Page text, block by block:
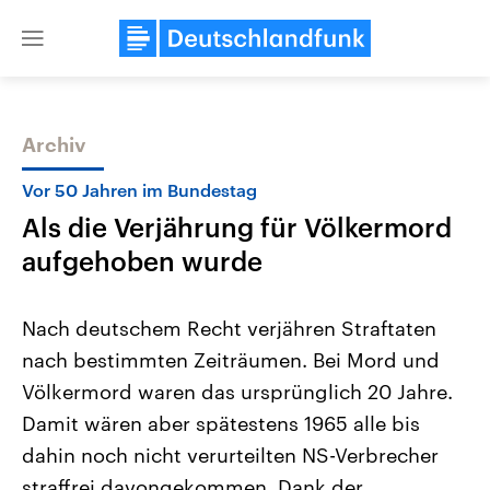
Close
Themen
Landtagswahl Sachsen-Anhalt
2026
Alle Informationen
Sachsen-Anhalt wählt am 6.
September 2026 einen neuen
Landtag. Seit 2021 wird das
Bundesland von einer Koalition aus
USA
Aktuelle Beiträge,
Hintergründe
Wirtschaftlich und
gehören die Vereinigten
den mächtigsten Ländern
mit großem Einfluss auf
Archiv
Vor 50 Jahren im Bundestag
Als die Verjährung für Völkermord
aufgehoben wurde
Nach deutschem Recht verjähren Straftaten
nach bestimmten Zeiträumen. Bei Mord und
Völkermord waren das ursprünglich 20 Jahre.
Damit wären aber spätestens 1965 alle bis
dahin noch nicht verurteilten NS-Verbrecher